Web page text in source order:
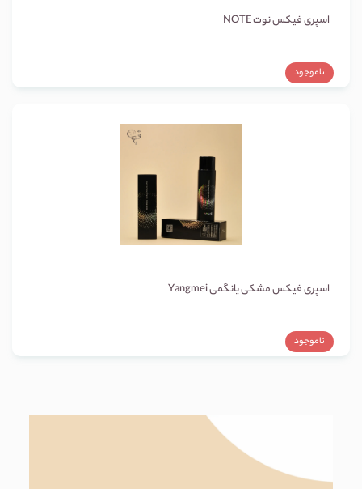
اسپری فیکس نوت NOTE
ناموجود
اسپری فیکس مشکی یانگمی Yangmei
ناموجود